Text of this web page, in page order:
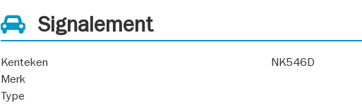
Signalement
Kenteken
NK546D
Merk
Type